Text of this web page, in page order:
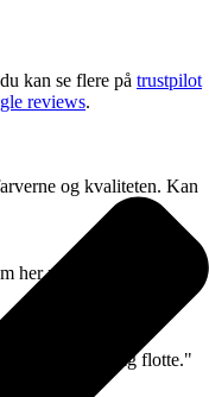
kan se flere på trustpilot
reviews.
og kvaliteten. Kan
her på siden".
efter 3
er virkelig flotte."